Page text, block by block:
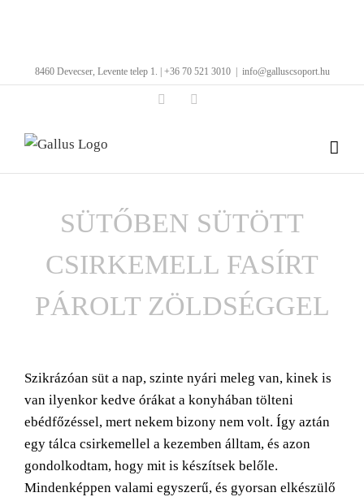
8460 Devecser, Levente telep 1. | +36 70 521 3010 info@galluscsoport.hu
Facebook
SÜTŐBEN SÜTÖTT
CSIRKEMELL FASÍRT
PÁROLT ZÖLDSÉGGEL
Larger
Image
Szikrázóan süt a nap, szinte nyári meleg van, kinek is
van ilyenkor kedve órákat a konyhában tölteni
ebédfőzéssel, mert nekem bizony nem volt. Így aztán
egy tálca csirkemellel a kezemben álltam, és azon
gondolkodtam, hogy mit is készítsek belőle.
Mindenképpen valami egyszerű, és gyorsan elkészülő